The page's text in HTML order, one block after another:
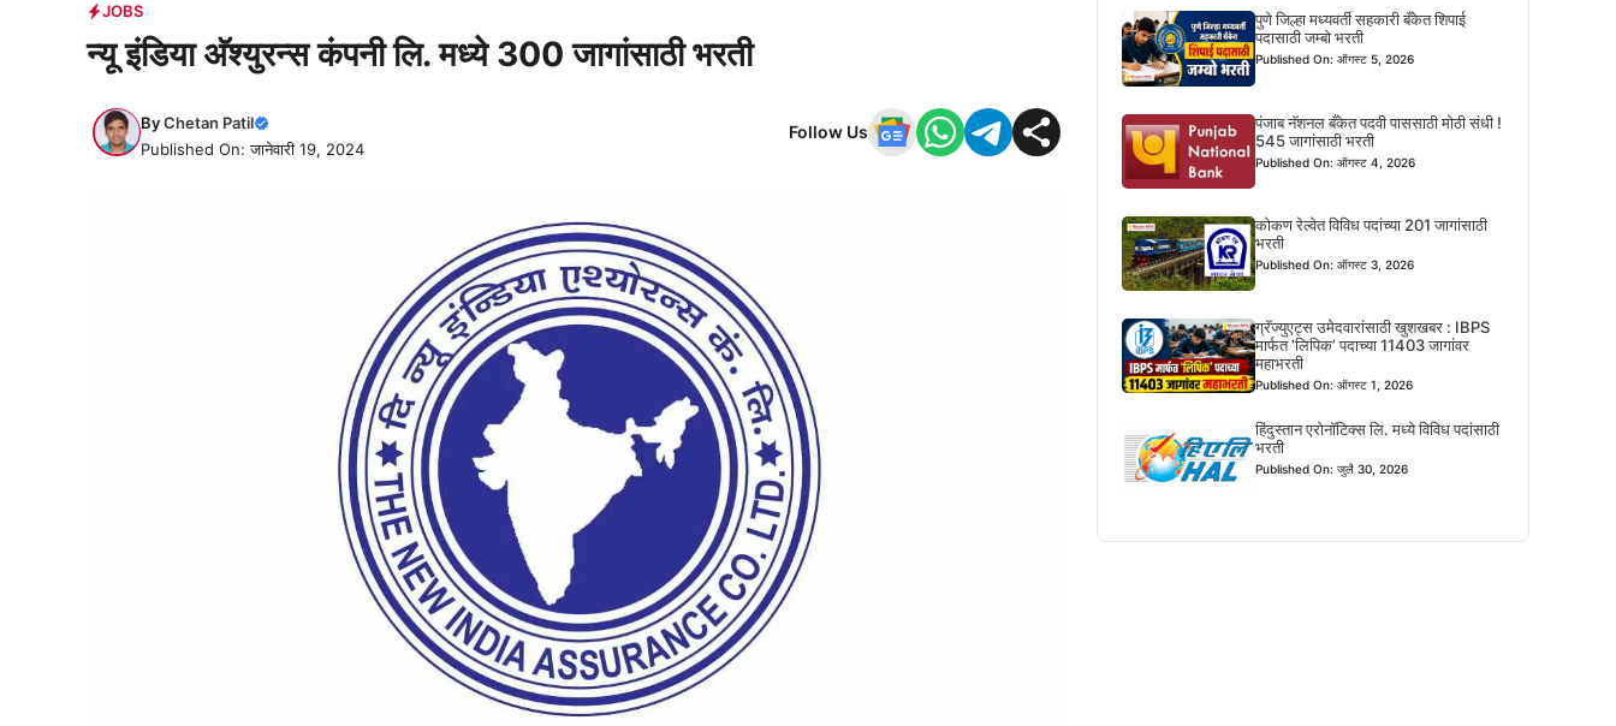
JOBS
न्यू इंडिया अ‍ॅश्युरन्स कंपनी लि. मध्ये 300 जागांसाठी भरती
ByChetan Patil
Published On: जानेवारी 19, 2024
Follow Us
पुणे जिल्हा मध्यवर्ती सहकारी बँकेत शिपाई
पदासाठी जम्बो भरती
Published On: ऑगस्ट 5, 2026
पंजाब नॅशनल बँकेत पदवी पाससाठी मोठी संधी !
545 जागांसाठी भरती
Published On: ऑगस्ट 4, 2026
कोकण रेल्वेत विविध पदांच्या 201 जागांसाठी
भरती
Published On: ऑगस्ट 3, 2026
ग्रॅज्युएट्स उमेदवारांसाठी खुशखबर : IBPS
मार्फत ‘लिपिक’ पदाच्या 11403 जागांवर
महाभरती
Published On: ऑगस्ट 1, 2026
हिंदुस्तान एरोनॉटिक्स लि. मध्ये विविध पदांसाठी
भरती
Published On: जुलै 30, 2026